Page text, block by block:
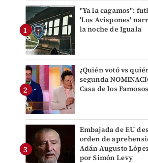
"Ya la cagamos":
'Los Avispones'
la noche de Iguala
¿Quién votó vs
segunda
Casa de los
Embajada de EU
orden de
Adán Augusto
por Simón Levy